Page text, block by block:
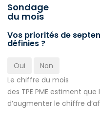
Sondage
du mois
Vos priorités de
définies ?
Oui
Non
Le chiffre du mois
des TPE PME estiment
d’augmenter le chiffre